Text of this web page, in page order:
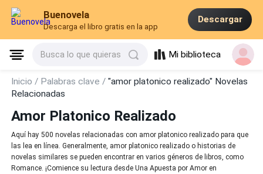
Buenovela
Descarga el libro gratis en la app
Descargar
Busca lo que quieras Mi biblioteca
Inicio / Palabras clave /"amor platonico realizado" Novelas
Relacionadas
Amor Platonico Realizado
Aquí hay 500 novelas relacionadas con amor platonico realizado para que
las lea en línea. Generalmente, amor platonico realizado o historias de
novelas similares se pueden encontrar en varios géneros de libros, como
Romance. ¡Comience su lectura desde Una Apuesta por Amor en